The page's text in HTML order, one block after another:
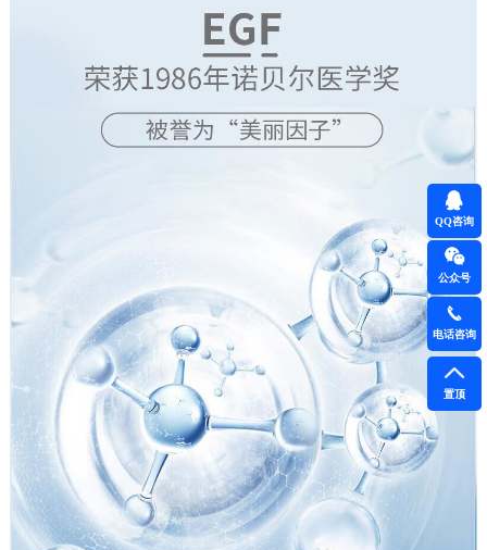
QQ咨询
公众号
电话咨询
置顶